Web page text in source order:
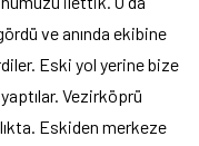
ve anında ekibine
Eski yol yerine bize
Vezirköprü
Eskiden merkeze